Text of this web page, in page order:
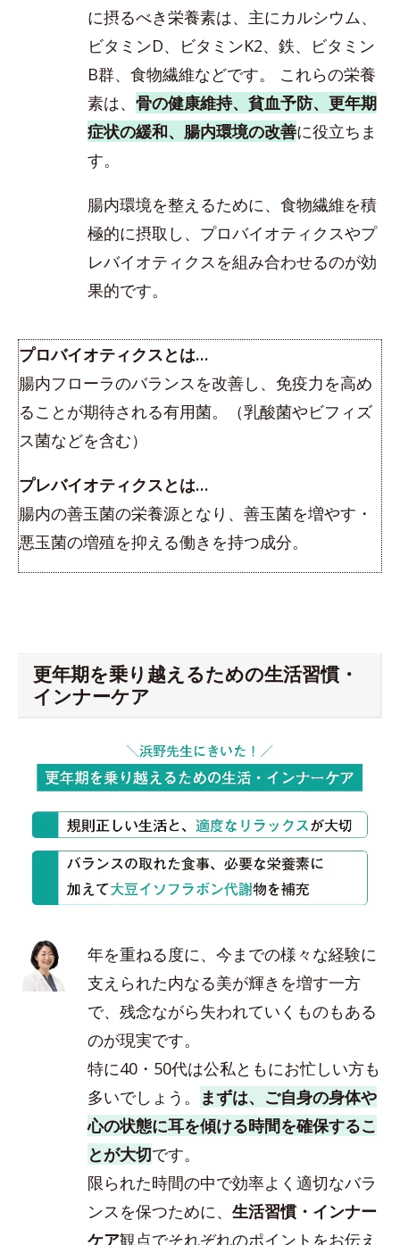
に摂るべき栄養素は、主にカルシウム、
ビタミンD、ビタミンK2、鉄、ビタミン
B群、食物繊維などです。 これらの栄養
素は、骨の健康維持、貧血予防、更年期
症状の緩和、腸内環境の改善に役立ちま
す。
腸内環境を整えるために、食物繊維を積
極的に摂取し、プロバイオティクスやプ
レバイオティクスを組み合わせるのが効
果的です。
プロバイオティクスとは…
腸内フローラのバランスを改善し、免疫力を高め
ることが期待される有用菌。（乳酸菌やビフィズ
ス菌などを含む）
プレバイオティクスとは…
腸内の善玉菌の栄養源となり、善玉菌を増やす・
悪玉菌の増殖を抑える働きを持つ成分。
更年期を乗り越えるための生活習慣・
インナーケア
年を重ねる度に、今までの様々な経験に
支えられた内なる美が輝きを増す一方
で、残念ながら失われていくものもある
のが現実です。
特に40・50代は公私ともにお忙しい方も
多いでしょう。
まずは、ご自身の身体や
心の状態に耳を傾ける時間を確保するこ
とが大切です。
限られた時間の中で効率よく適切なバラ
ンスを保つために、生活習慣・インナー
ケア観点でそれぞれのポイントをお伝え